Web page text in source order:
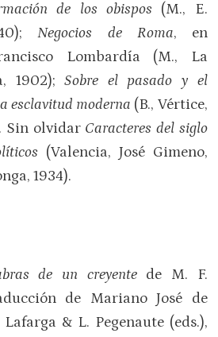
de los obispos (M., E.
Negocios de Roma, en
Lombardía (M., La
1902);Sobre el pasado y el
esclavitud moderna (B., Vértice,
Sin olvidar Caracteres del siglo
(Valencia, José Gimeno,
1934).
de un creyentede M. F.
de Mariano José de
& L. Pegenaute (eds.),